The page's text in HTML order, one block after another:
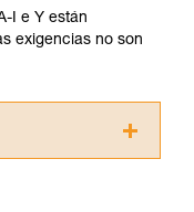
I e Y están
exigencias no son